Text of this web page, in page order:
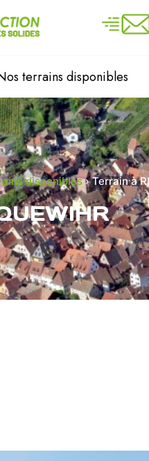
terrains disponibles
disponibles›Terrain à